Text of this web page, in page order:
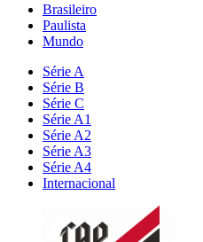
Brasileiro
Paulista
Mundo
Série A
Série B
Série C
Série A1
Série A2
Série A3
Série A4
Internacional